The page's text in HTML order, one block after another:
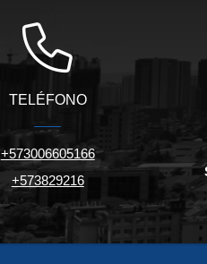
TELÉFONO
+573006605166
+573829216